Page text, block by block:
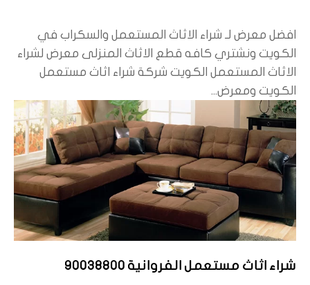
افضل معرض لـ شراء الاثاث المستعمل والسكراب في
الكويت ونشتري كافه قطع الاثاث المنزلى معرض لشراء
الاثاث المستعمل الكويت شركة شراء اثاث مستعمل
الكويت ومعرض...
شراء اثاث مستعمل الفروانية 90038800